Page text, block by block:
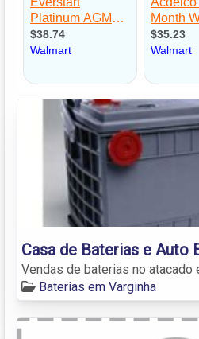
Casa de Baterias e Auto
Vendas de baterias no atacado
Baterias em Varginha